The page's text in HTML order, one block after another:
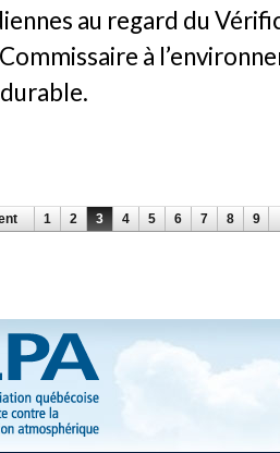
au regard du
à
1 2 3 4 5 6 7 8 9